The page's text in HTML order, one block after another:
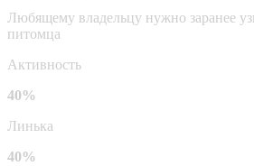
Любящему владельцу нужно заранее
питомца
Активность
40%
Линька
40%